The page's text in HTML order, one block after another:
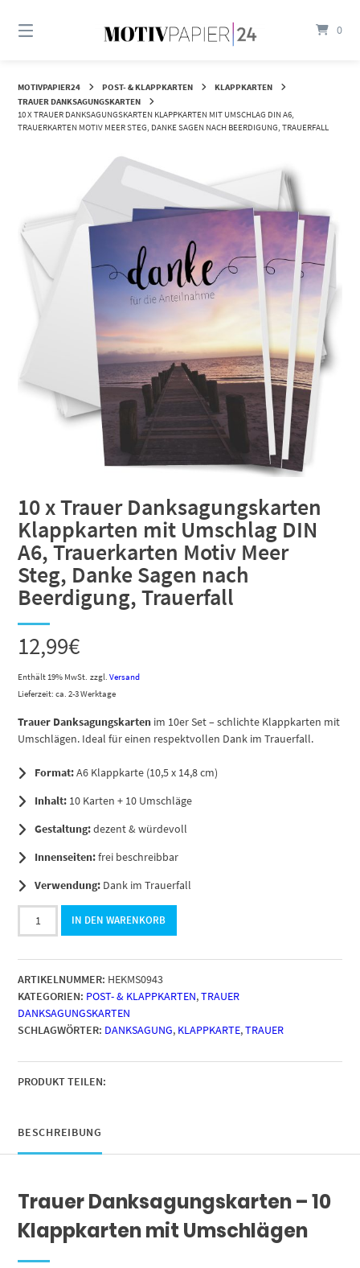
zum
0
MOTIVPAPIER24 POST- & KLAPPKARTEN
KLAPPKARTEN
TRAUER DANKSAGUNGSKARTEN
10 X TRAUER DANKSAGUNGSKARTEN KLAPPKARTEN MIT UMSCHLAG DIN A6,
TRAUERKARTEN MOTIV MEER STEG, DANKE SAGEN NACH BEERDIGUNG, TRAUERFALL
10 x Trauer Danksagungskarten
Klappkarten mit Umschlag DIN
A6, Trauerkarten Motiv Meer
Steg, Danke Sagen nach
Beerdigung, Trauerfall
12,99€
Enthält 19% MwSt. zzgl.Versand
Lieferzeit: ca. 2-3 Werktage
Trauer Danksagungskarten im 10er Set – schlichte Klappkarten mit
Umschlägen. Ideal für einen respektvollen Dank im Trauerfall.
Format:A6 Klappkarte (10,5 x 14,8 cm)
Inhalt: 10 Karten + 10 Umschläge
Gestaltung:dezent & würdevoll
Innenseiten:frei beschreibbar
Verwendung: Dank im Trauerfall
10
Danksagungskarten
Klappkarten
mit
Umschlag
DIN
Trauerkarten
Motiv
Danke
Sagen
Trauerfall
IN DEN WARENKORB
ARTIKELNUMMER: HEKMS0943
KATEGORIEN: POST- & KLAPPKARTEN,TRAUER
DANKSAGUNGSKARTEN
SCHLAGWÖRTER: DANKSAGUNG, KLAPPKARTE,TRAUER
PRODUKT TEILEN:
BESCHREIBUNG
Trauer Danksagungskarten – 10
Klappkarten mit Umschlägen